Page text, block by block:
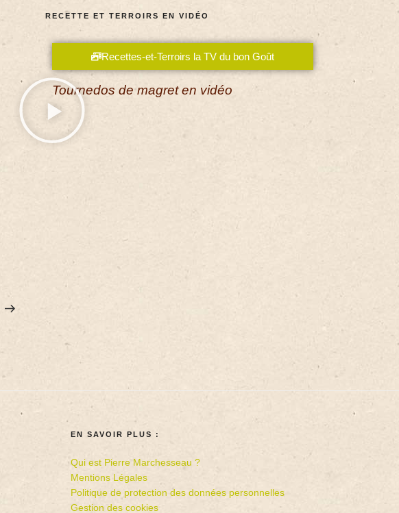
RECETTE ET TERROIRS EN VIDÉO
Recettes-et-Terroirs la TV du bon Goût
Tournedos de magret en vidéo
EN SAVOIR PLUS :
Qui est Pierre Marchesseau ?
Mentions Légales
Politique de protection des données personnelles
Gestion des cookies